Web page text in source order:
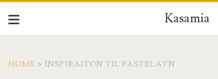
Kasamia
HOME > INSPIRAITON TIL FASTELAVN